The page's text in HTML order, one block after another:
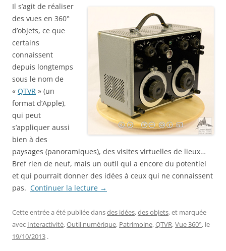
Il s’agit de réaliser
des vues en 360°
d’objets, ce que
certains
connaissent
depuis longtemps
sous le nom de
« QTVR » (un
format d’Apple),
qui peut
s’appliquer aussi
bien à des
paysages (panoramiques), des visites virtuelles de lieux…
Bref rien de neuf, mais un outil qui a encore du potentiel
et qui pourrait donner des idées à ceux qui ne connaissent
pas. Continuer la lecture →
Cette entrée a été publiée dansdes idées,des objets, et marquée
avec Interactivité,Outil numérique, Patrimoine,QTVR,Vue 360°, le
19/10/2013 .